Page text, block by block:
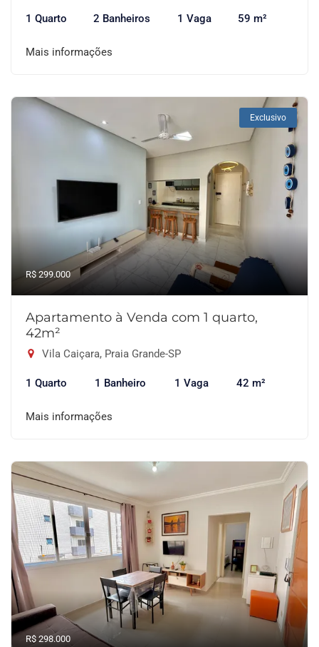
1 Quarto 2 Banheiros 1 Vaga 59 m²
Mais informações
Exclusivo
R$ 299.000
Apartamento à Venda com 1 quarto,
42m²
Vila Caiçara, Praia Grande-SP
1 Quarto 1 Banheiro 1 Vaga 42 m²
Mais informações
R$ 298.000